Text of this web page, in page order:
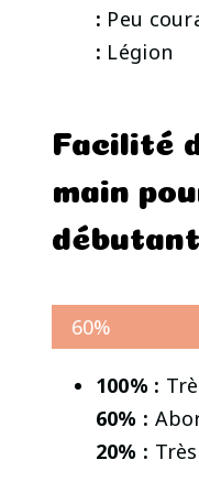
: Peu
: Légion
Facilité
main
débutant
60%
100% :
60% :
20% :